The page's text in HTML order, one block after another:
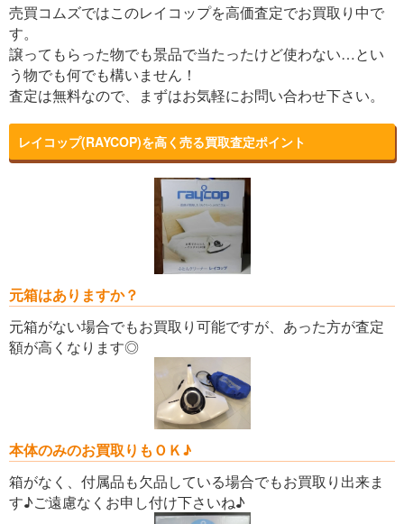
売買コムズではこのレイコップを高価査定でお買取り中で
す。
譲ってもらった物でも景品で当たったけど使わない…とい
う物でも何でも構いません！
査定は無料なので、まずはお気軽にお問い合わせ下さい。
レイコップ(RAYCOP)を高く売る買取査定ポイント
元箱はありますか？
元箱がない場合でもお買取り可能ですが、あった方が査定
額が高くなります◎
本体のみのお買取りもＯＫ♪
箱がなく、付属品も欠品している場合でもお買取り出来ま
す♪ご遠慮なくお申し付け下さいね♪